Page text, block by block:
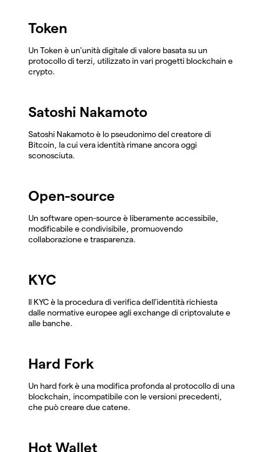
Token
Un Token è un'unità digitale di valore basata su un
protocollo di terzi, utilizzato in vari progetti blockchain e
crypto.
Satoshi Nakamoto
Satoshi Nakamoto è lo pseudonimo del creatore di
Bitcoin, la cui vera identità rimane ancora oggi
sconosciuta.
Open-source
Un software open-source è liberamente accessibile,
modificabile e condivisibile, promuovendo
collaborazione e trasparenza.
KYC
Il KYC è la procedura di verifica dell'identità richiesta
dalle normative europee agli exchange di criptovalute e
alle banche.
Hard Fork
Un hard fork è una modifica profonda al protocollo di una
blockchain, incompatibile con le versioni precedenti,
che può creare due catene.
Hot Wallet